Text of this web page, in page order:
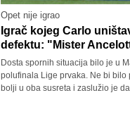
Opet nije igrao
Igrač kojeg Carlo
defektu: "Mister
Dosta spornih situacija bilo je u
polufinala Lige prvaka. Ne bi bilo
bolji u oba susreta i zaslužio je